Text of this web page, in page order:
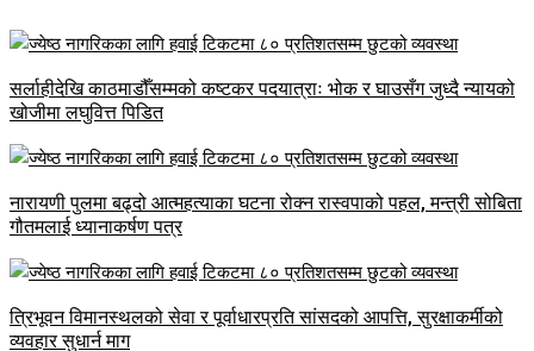
सर्लाहीदेखि काठमाडौँसम्मको कष्टकर पदयात्राः भोक र घाउसँग जुध्दै न्यायको
खोजीमा लघुवित्त पिडित
नारायणी पुलमा बढ्दो आत्महत्याका घटना रोक्न रास्वपाको पहल, मन्त्री सोबिता
गौतमलाई ध्यानाकर्षण पत्र
त्रिभूवन विमानस्थलको सेवा र पूर्वाधारप्रति सांसदको आपत्ति, सुरक्षाकर्मीको
व्यवहार सुधार्न माग